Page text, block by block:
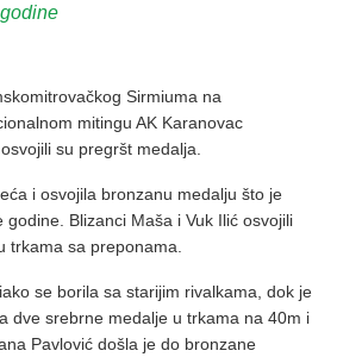
Sirmiuma na
mitingu AK Karanovac
su pregršt medalja.
i osvojila bronzanu medalju što je
Blizanci Maša i Vuk Ilić osvojili
trkama sa preponama.
se borila sa starijim rivalkama, dok je
dve srebrne medalje u trkama na 40m i
Pavlović došla je do bronzane